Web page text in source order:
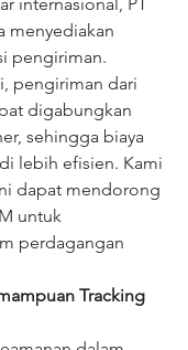
internasional, PT
menyediakan
pengiriman.
pengiriman dari
digabungkan
sehingga biaya
lebih efisien. Kami
dapat mendorong
untuk
perdagangan
Tracking